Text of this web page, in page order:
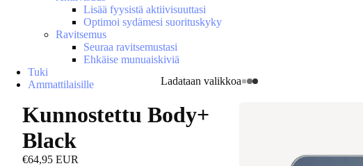
Ladataan valikkoa
Lisää fyysistä aktiivisuuttasi
Optimoi sydämesi suorituskyky
Ravitsemus
Seuraa ravitsemustasi
Ehkäise munuaiskiviä
Tuki
Ammattilaisille
Kunnostettu Body+
Black
€64,95 EUR